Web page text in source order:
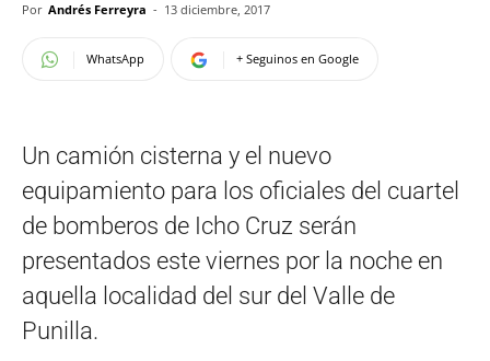
Por Andrés Ferreyra - 13 diciembre, 2017
WhatsApp + Seguinos en Google
Un camión cisterna y el nuevo
equipamiento para los oficiales del cuartel
de bomberos de Icho Cruz serán
presentados este viernes por la noche en
aquella localidad del sur del Valle de
Punilla.